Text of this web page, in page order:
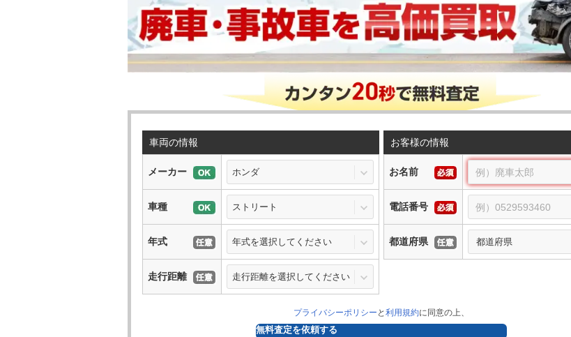
車両の情報
メーカー
車種
年式
走行距離
お客様の情報
お名前
電話番号
都道府県
プライバシーポリシー と 利用規約に同意の上、
無料査定を依頼する